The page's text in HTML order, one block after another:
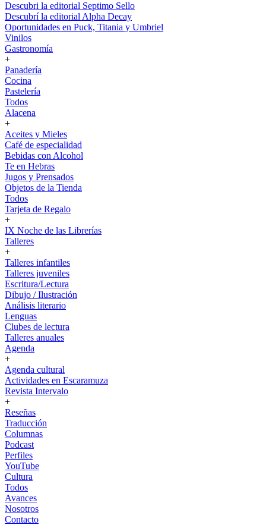
Descubri la editorial Septimo Sello
Descubrí la editorial Alpha Decay
Oportunidades en Puck, Titania y Umbriel
Vinilos
Gastronomía
+
Panadería
Cocina
Pastelería
Todos
Alacena
+
Aceites y Mieles
Café de especialidad
Bebidas con Alcohol
Te en Hebras
Jugos y Prensados
Objetos de la Tienda
Todos
Tarjeta de Regalo
+
IX Noche de las Librerías
Talleres
+
Talleres infantiles
Talleres juveniles
Escritura/Lectura
Dibujo / Ilustración
Análisis literario
Lenguas
Clubes de lectura
Talleres anuales
Agenda
+
Agenda cultural
Actividades en Escaramuza
Revista Intervalo
+
Reseñas
Traducción
Columnas
Podcast
Perfiles
YouTube
Cultura
Todos
Avances
Nosotros
Contacto